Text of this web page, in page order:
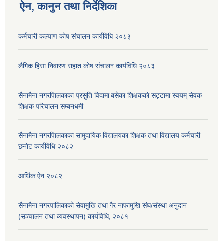
ऐन, कानुन तथा निर्देशिका
कर्मचारी कल्याण काेष संचालन कार्यविधि २०८३
लैगिक हिसा निवारण राहात कोष संचालन कार्यविधि २०८३
सैनामैना नगरपािलकाका प्रसुति विदामा बसेका शिक्षककाे सट्टामा स्वयम् सेवक
शिक्षक परिचालन सम्बनधमी
सैनामैना नगरपािलकाका सामुदायिक विद्यालयका शिक्षक तथा विद्यालय कर्मचारी
छनाेट कार्यविधि २०८२
आर्थिक ऐन २०८२
सैनामैना नगरपालिकाको सेवामुखि तथा गैर नाफामुखि संघ/संस्था अनुदान
(सञ्चालन तथा व्यवस्थापन) कार्यविधि, २०८१